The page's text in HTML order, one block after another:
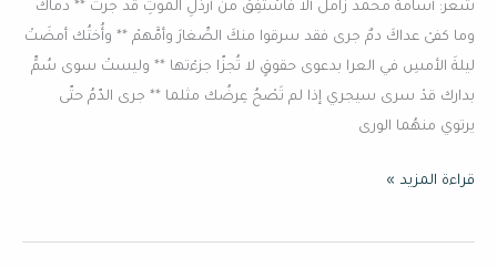
شعر: أسامة محمد زامل ألا فاسْتفِقْ من أرذلِ الموتِ قد جرتْ ** دماكَ
وما كفىْ عداكَ دمٌ جرى فقد سرقوا منكَ الصِّغارَ وأمَّهمْ ** وأُختُك أمضَتْ
ليلةَ الأمسِ في العرا بدعوى حقوقٍ لا تُجزّا جزءْتها ** وليستْ سوى سُمٍّ
بدارك قدْ سرى سيجري إذا لم تَصْحُ عِرضُك مثلما ** جرى الدّمُ حتّى
يرتوي منهُما الورى
قراءة المزيد »